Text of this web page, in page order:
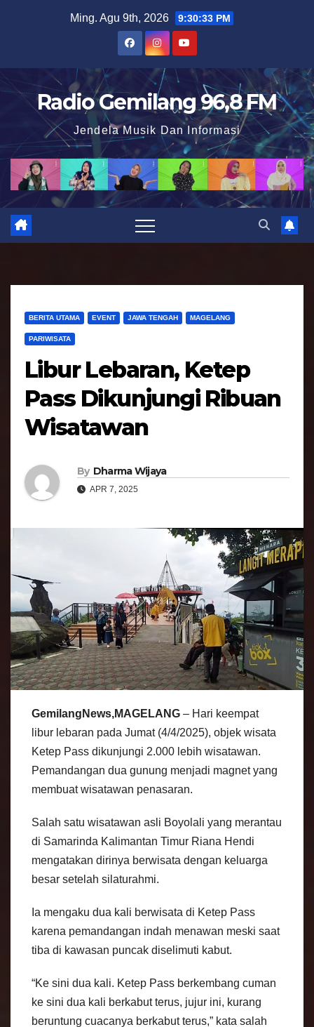
t
o
n
Ming. Agu 9th, 2026 9:30:34 PM
Radio Gemilang 96,8 FM
Jendela Musik Dan Informasi
BERITA UTAMA EVENT JAWA TENGAH MAGELANG
PARIWISATA
Libur Lebaran, Ketep
Pass Dikunjungi Ribuan
Wisatawan
By Dharma Wijaya
APR 7, 2025
GemilangNews,MAGELANG – Hari keempat
libur lebaran pada Jumat (4/4/2025), objek wisata
Ketep Pass dikunjungi 2.000 lebih wisatawan.
Pemandangan dua gunung menjadi magnet yang
membuat wisatawan penasaran.
Salah satu wisatawan asli Boyolali yang merantau
di Samarinda Kalimantan Timur Riana Hendi
mengatakan dirinya berwisata dengan keluarga
besar setelah silaturahmi.
Ia mengaku dua kali berwisata di Ketep Pass
karena pemandangan indah menawan meski saat
tiba di kawasan puncak diselimuti kabut.
“Ke sini dua kali. Ketep Pass berkembang cuman
ke sini dua kali berkabut terus, jujur ini, kurang
beruntung cuacanya berkabut terus,” kata salah